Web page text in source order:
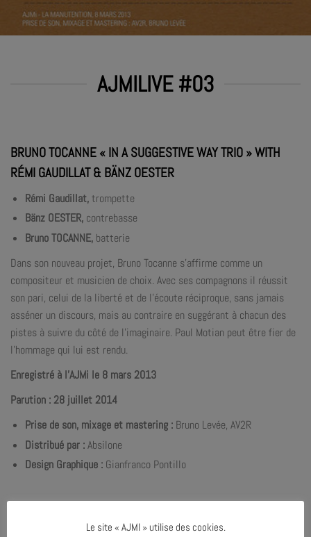
AJMILIVE #03
BRUNO TOCANNE « IN A SUGGESTIVE WAY TRIO » WITH
RÉMI GAUDILLAT & BÄNZ OESTER
Rémi Gaudillat,trompette
Bänz OESTER, contrebasse
Bruno TOCANNE, batterie
Dans son nouveau projet, Bruno Tocanne s’affirme comme un
compositeur et musicien de choix. Avec ses compagnons il réussit
son pari, celui de la liberté et de l’écoute réciproque, sans jamais
asséner un discours, mais au contraire en suggérant à chacun des
pistes à suivre du côté de l’imaginaire. Paul Motian peut être fier de
l’hommage qui lui est rendu.
Enregistré à l’AJMi le 8 mars 2013
Parution : 28 juillet 2014
Prise de son, mixage et mastering :Bruno Levée, AV2R
Distribué par :Absilone
Design Graphique :Gianfranco Pontillo
Le site « AJMI » utilise des cookies.